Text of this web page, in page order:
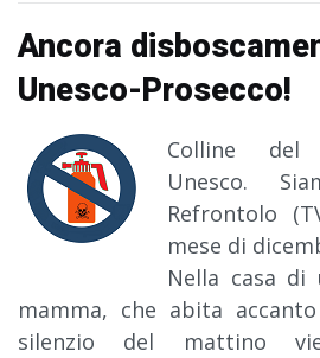
Ancora
Unesco-Prosecco!
Colline del
Unesco.
Refrontolo
mese di
Nella casa di
mamma, che abita
silenzio del mattino